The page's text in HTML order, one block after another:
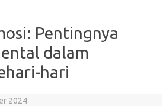
Pentingnya
dalam
hari
2024